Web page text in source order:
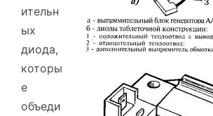
ительн
ых
диода,
которы
е
объеди